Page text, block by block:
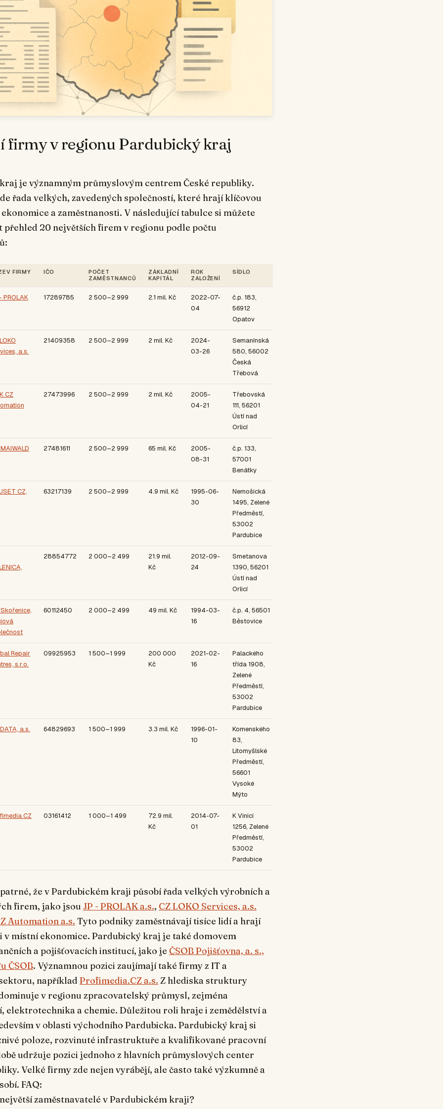
firmy v regionu Pardubický kraj
je významným průmyslovým centrem České republiky.
řada velkých, zavedených společností, které hrají klíčovou
a zaměstnanosti. V následující tabulce si můžete
přehled 20 největších firem v regionu podle počtu
FIRMY IČO
POČET
ZAMĚSTNANCŮ
ZÁKLADNÍ
KAPITÁL
ROK
ZALOŽENÍ
SÍDLO
PROLAK
17289785 2 500–2 999 2.1 mil. Kč
2022-07-
04
č.p. 183,
56912
Opatov
a.s.
21409358 2 500–2 999 2 mil. Kč
2024-
03-26
Semanínská
580, 56002
Česká
Třebová
CZ
27473996 2 500–2 999 2 mil. Kč
2005-
04-21
Třebovská
111, 56201
Ústí nad
Orlicí
27481611 2 500–2 999 65 mil. Kč
2005-
08-31
č.p. 133,
57001
Benátky
CZ,
63217139 2 500–2 999 4.9 mil. Kč
1995-06-
30
Nemošická
1495, Zelené
Předměstí,
53002
Pardubice
28854772 2 000–2 499
21.9 mil.
Kč
2012-09-
24
Smetanova
1390, 56201
Ústí nad
Orlicí
60112450 2 000–2 499 49 mil. Kč
1994-03-
16
č.p. 4, 56501
Běstovice
Repair
s.r.o.
09925953 1 500–1 999
200 000
Kč
2021-02-
16
Palackého
třída 1908,
Zelené
Předměstí,
53002
Pardubice
a.s. 64829693 1 500–1 999 3.3 mil. Kč
1996-01-
10
Komenského
83,
Litomyšlské
Předměstí,
56601
Vysoké
Mýto
03161412 1 000–1 499
72.9 mil.
Kč
2014-07-
01
K Vinici
1256, Zelené
Předměstí,
53002
Pardubice
že v Pardubickém kraji působí řada velkých výrobních a
firem, jako jsou JP - PROLAK a.s., CZ LOKO Services, a.s.
Automation a.s. Tyto podniky zaměstnávají tisíce lidí a hrají
místní ekonomice. Pardubický kraj je také domovem
a pojišťovacích institucí, jako je ČSOB Pojišťovna, a. s.,
ČSOB. Významnou pozici zaujímají také firmy z IT a
například Profimedia.CZ a.s. Z hlediska struktury
v regionu zpracovatelský průmysl, zejména
elektrotechnika a chemie. Důležitou roli hraje i zemědělství a
v oblasti východního Pardubicka. Pardubický kraj si
poloze, rozvinuté infrastruktuře a kvalifikované pracovní
udržuje pozici jednoho z hlavních průmyslových center
Velké firmy zde nejen vyrábějí, ale často také výzkumně a
FAQ:
zaměstnavatelé v Pardubickém kraji?